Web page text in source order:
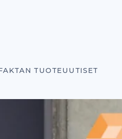
TUOTEUUTISET